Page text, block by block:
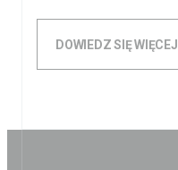
DOWIEDZ SIĘ WIĘCEJ